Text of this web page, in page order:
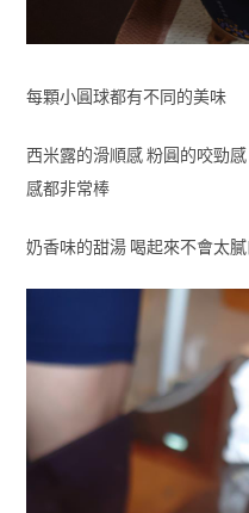
每顆小圓球都有不同的美味
西米露的滑順感 粉圓的咬勁
感都非常棒
奶香味的甜湯 喝起來不會太